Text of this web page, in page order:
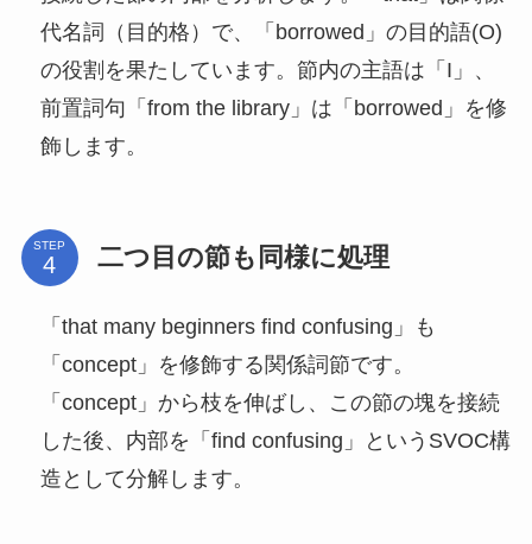
代名詞（目的格）で、「borrowed」の目的語(O)
の役割を果たしています。節内の主語は「I」、
前置詞句「from the library」は「borrowed」を修
飾します。
STEP 二つ目の節も同様に処理
「that many beginners find confusing」も
「concept」を修飾する関係詞節です。
「concept」から枝を伸ばし、この節の塊を接続
した後、内部を「find confusing」というSVOC構
造として分解します。